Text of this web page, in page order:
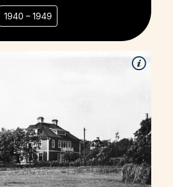
1940 – 1949